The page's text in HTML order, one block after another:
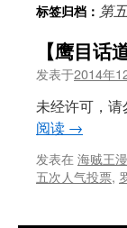
文标签归档： 第
【鹰目话
发表于2014年
未经许可，
阅读 →
发表在 海贼王
五次人气投票,